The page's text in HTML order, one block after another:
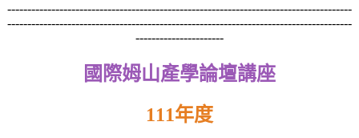
--------------------------------------------------------------------------------------
--------------------------------------------------------------------------------------
----------------------
國際姆山產學論壇講座
111年度